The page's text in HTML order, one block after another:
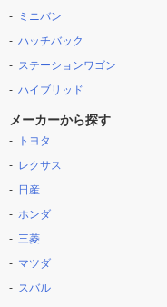
ミニバン
ハッチバック
ステーションワゴン
ハイブリッド
メーカーから探す
トヨタ
レクサス
日産
ホンダ
三菱
マツダ
スバル